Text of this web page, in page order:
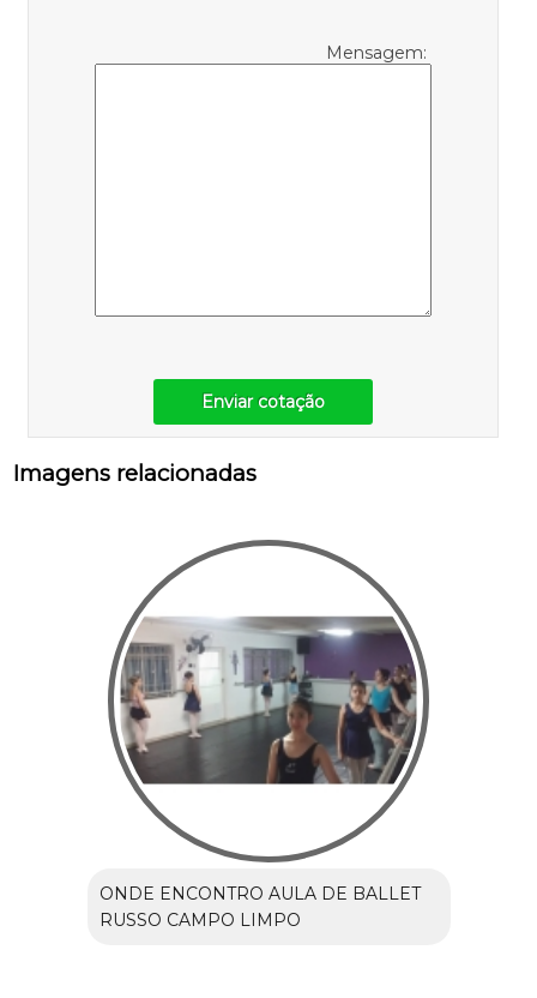
Mensagem:
Enviar cotação
Imagens relacionadas
ONDE ENCONTRO AULA DE BALLET
RUSSO CAMPO LIMPO